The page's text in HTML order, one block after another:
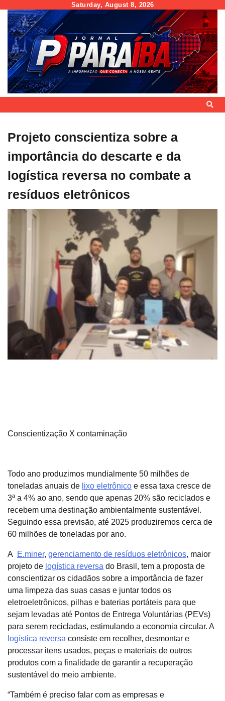
content
Saturday, August 8, 2026
Projeto conscientiza sobre a
importância do descarte e da
logística reversa no combate a
resíduos eletrônicos
Conscientização X contaminação
Todo ano produzimos mundialmente 50 milhões de
toneladas anuais de lixo eletrônico e essa taxa cresce de
3ª a 4% ao ano, sendo que apenas 20% são reciclados e
recebem uma destinação ambientalmente sustentável.
Seguindo essa previsão, até 2025 produziremos cerca de
60 milhões de toneladas por ano.
A E.miner, gerenciamento de resíduos eletrônicos, maior
projeto de logística reversa do Brasil, tem a proposta de
conscientizar os cidadãos sobre a importância de fazer
uma limpeza das suas casas e juntar todos os
eletroeletrônicos, pilhas e baterias portáteis para que
sejam levadas até Pontos de Entrega Voluntárias (PEVs)
para serem recicladas, estimulando a economia circular. A
logística reversa consiste em recolher, desmontar e
processar itens usados, peças e materiais de outros
produtos com a finalidade de garantir a recuperação
sustentável do meio ambiente.
“Também é preciso falar com as empresas e